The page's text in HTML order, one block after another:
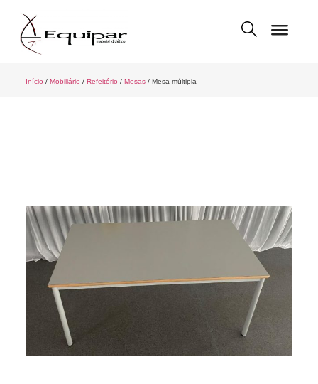
Início / Mobiliário / Refeitório / Mesas/ Mesa múltipla